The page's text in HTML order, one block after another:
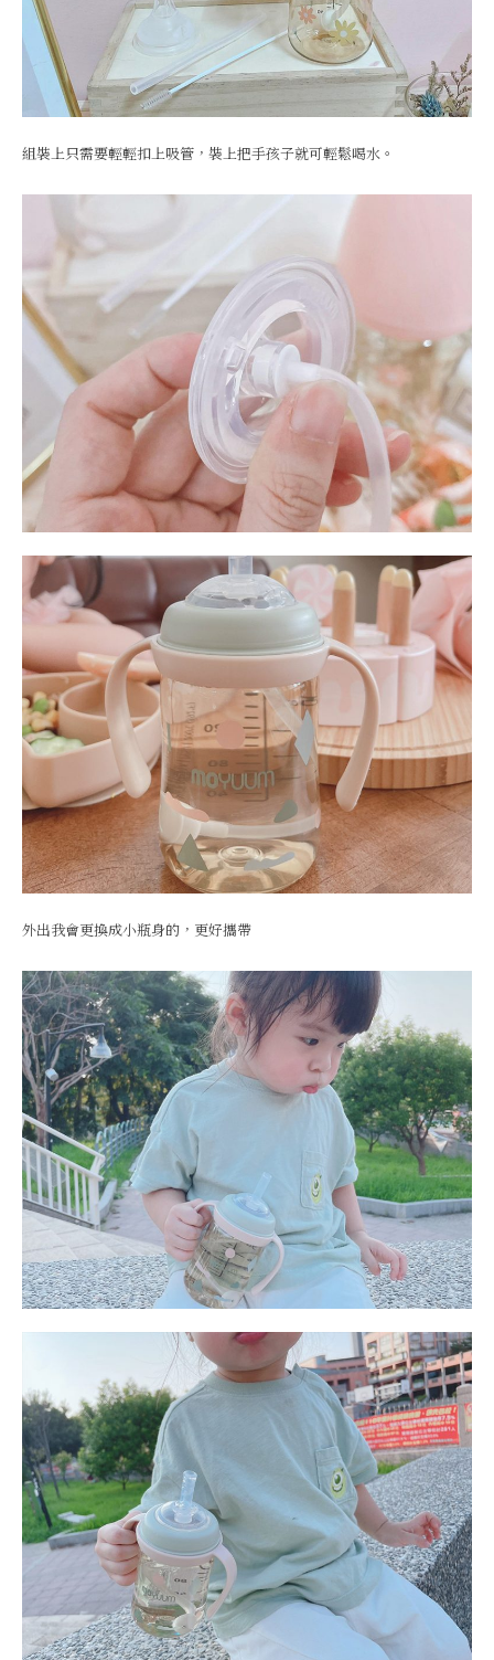
組裝上只需要輕輕扣上吸管，裝上把手孩子就可輕鬆喝水。
外出我會更換成小瓶身的，更好攜帶